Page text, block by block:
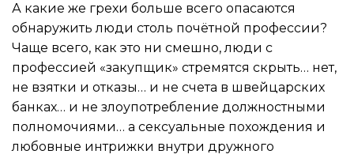
А какие же грехи больше всего опасаются
обнаружить люди столь почётной профессии?
Чаще всего, как это ни смешно, люди с
профессией «закупщик» стремятся скрыть… нет,
не взятки и отказы… и не счета в швейцарских
банках… и не злоупотребление должностными
полномочиями… а сексуальные похождения и
любовные интрижки внутри дружного